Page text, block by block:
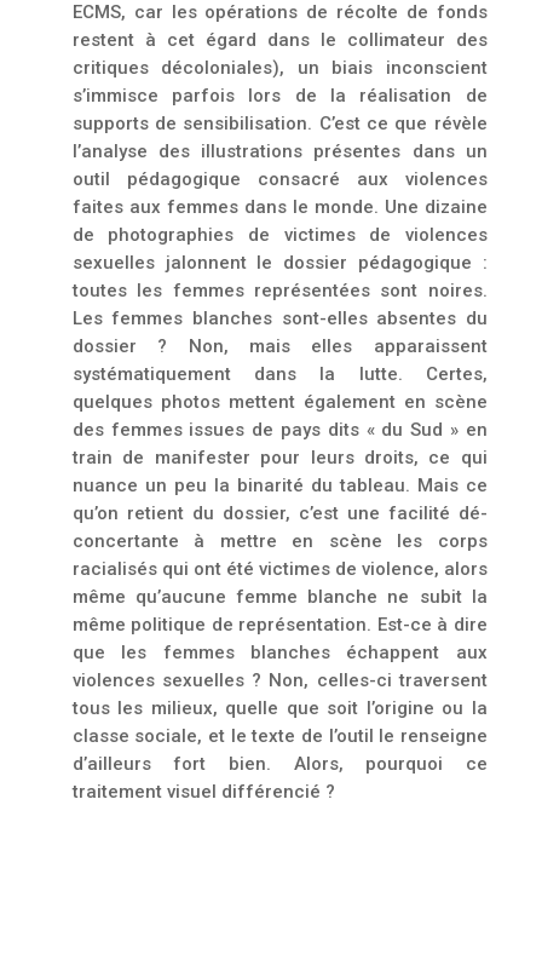
ECMS, car les opérations de récolte de fonds
restent à cet égard dans le collimateur des
critiques décoloniales), un biais inconscient
s’immisce parfois lors de la réalisation de
supports de sen­sibilisation. C’est ce que révèle
l’analyse des illustrations présentes dans un
outil pédagogique consacré aux violences
faites aux femmes dans le monde. Une dizaine
de photographies de victimes de violences
sexuelles jalonnent le dossier pédagogique :
toutes les femmes repré­sentées sont noires.
Les femmes blanches sont-elles absentes du
dossier ? Non, mais elles apparaissent
systématiquement dans la lutte. Certes,
quelques photos mettent également en scène
des femmes issues de pays dits « du Sud » en
train de manifester pour leurs droits, ce qui
nuance un peu la binarité du tableau. Mais ce
qu’on retient du dossier, c’est une facilité dé­
concertante à mettre en scène les corps
racialisés qui ont été victimes de violence, alors
même qu’aucune femme blanche ne subit la
même politique de représentation. Est-ce à dire
que les femmes blanches échappent aux
violences sexuelles ? Non, celles-ci traversent
tous les milieux, quelle que soit l’origine ou la
classe sociale, et le texte de l’outil le renseigne
d’ailleurs fort bien. Alors, pourquoi ce
traitement visuel différencié ?